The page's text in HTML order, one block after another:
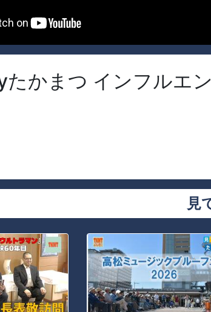
たかまつ インフルエ
見